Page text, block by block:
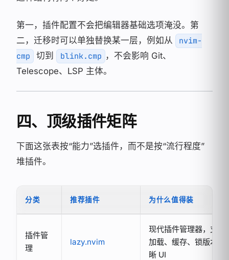
第一，插件配置不会把编辑器基础选项淹没。第
二，迁移时可以单独替换某一层，例如从
nvim-
cmp
切到 blink.cmp ，不会影响 Git、
Telescope、LSP 主体。
四、顶级插件矩阵
下面这张表按“能力”选插件，而不是按“流行程度”
堆插件。
分类 推荐插件 为什么值得装
插件管
理
lazy.nvim
现代插件管理器，支持
加载、缓存、锁版本和
晰 UI